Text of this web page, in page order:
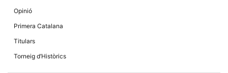
Opinió
Primera Catalana
Titulars
Torneig d’Històrics